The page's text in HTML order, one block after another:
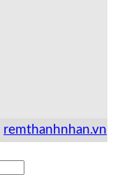
remthanhnhan.vn